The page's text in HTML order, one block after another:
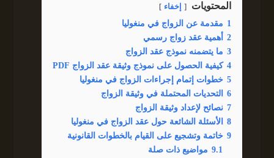
المحتويات إخفاء
1 مقدمة عن الزواج في منغوليا
2
أهمية عقد زواج رسمي
3 ما يتضمنه نموذج عقد الزواج
4 كيفية الحصول على نموذج وثيقة عقد الزواج PDF
5 خطوات إتمام إجراءات الزواج في منغوليا
6
التحديات المحتملة في وثيقة الزواج
7 نصائح لإعداد وثيقة الزواج
8
الأسئلة الشائعة حول عقد الزواج في منغوليا
9 خاتمة وتشجيع على القيام بالخطوات القانونية
9.1 مواضيع ذات صلة